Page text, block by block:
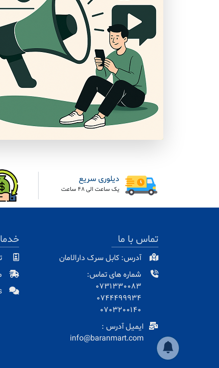
دیلوری سریع
یک ساعت الی 48 ساعت
تماس با ما
آدرس: کابل سرک دارالامان
شماره های تماس:
0731330083
0744499934
0703200140
ایمیل آدرس :
info@baranmart.com